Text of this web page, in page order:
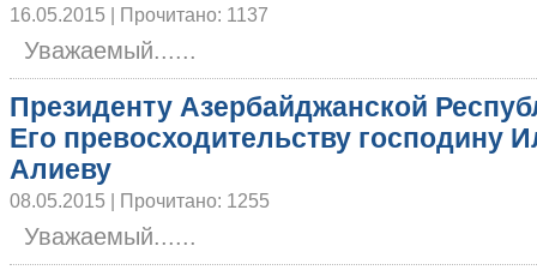
16.05.2015 | Прочитано: 1137
Уважаемый......
Президенту Азербайджанской
Его превосходительству господину
Алиеву
08.05.2015 | Прочитано: 1255
Уважаемый......